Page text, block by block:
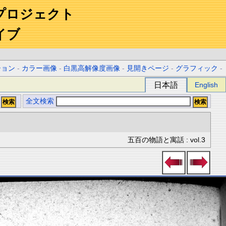
ロジェクト
ブ
ン - カラー画像 - 白黒高解像度画像 - 見開きページ - グラフィック -
日本語 English
全文検索
五百の物語と寓話 : vol.3